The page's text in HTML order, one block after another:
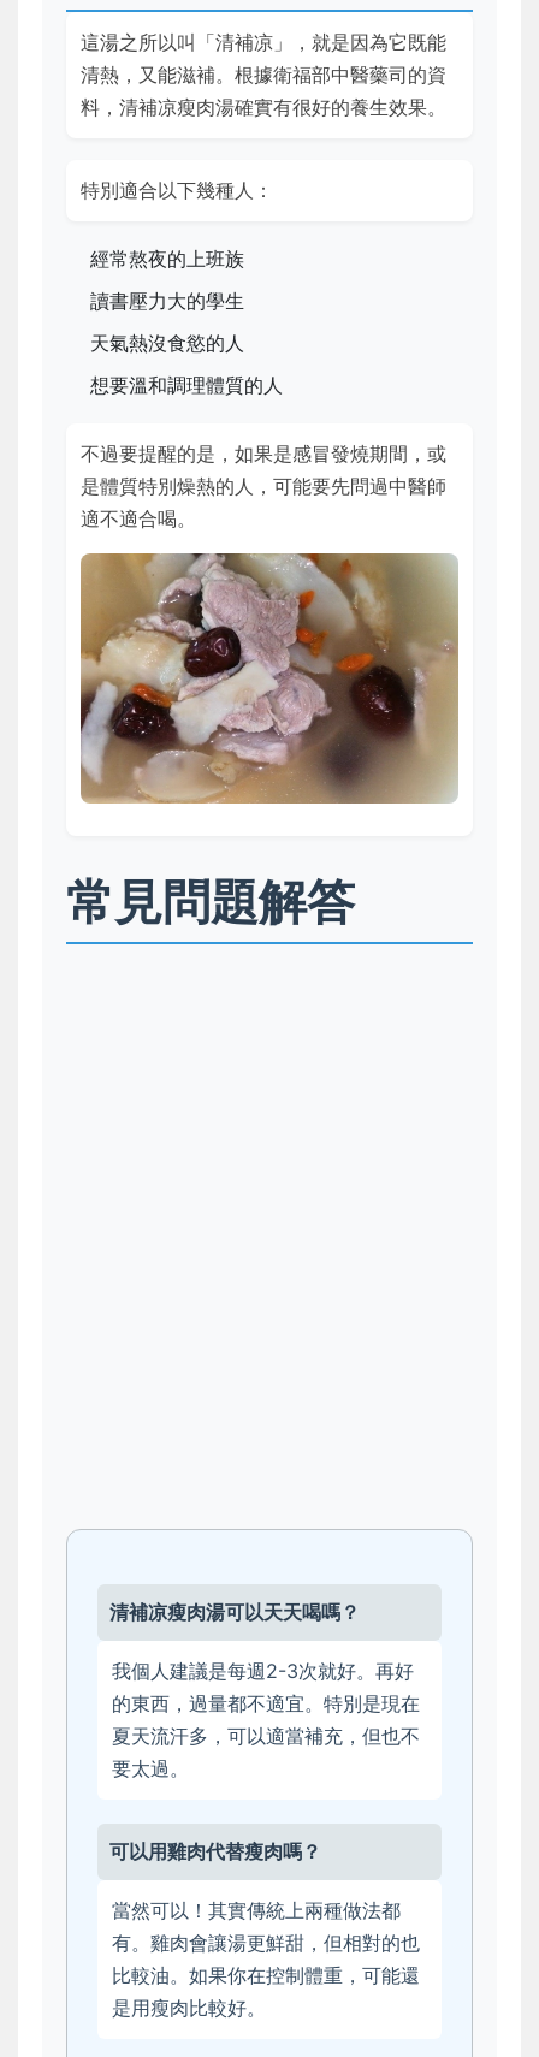
這湯之所以叫「清補凉」，就是因為它既能
清熱，又能滋補。根據衛福部中醫藥司的資
料，清補凉瘦肉湯確實有很好的養生效果。
特別適合以下幾種人：
經常熬夜的上班族
讀書壓力大的學生
天氣熱沒食慾的人
想要溫和調理體質的人
不過要提醒的是，如果是感冒發燒期間，或
是體質特別燥熱的人，可能要先問過中醫師
適不適合喝。
常見問題解答
清補凉瘦肉湯可以天天喝嗎？
我個人建議是每週2-3次就好。再好
的東西，過量都不適宜。特別是現在
夏天流汗多，可以適當補充，但也不
要太過。
可以用雞肉代替瘦肉嗎？
當然可以！其實傳統上兩種做法都
有。雞肉會讓湯更鮮甜，但相對的也
比較油。如果你在控制體重，可能還
是用瘦肉比較好。